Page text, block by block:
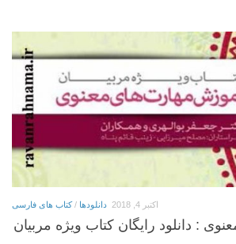
دانلودها /کتاب های فارسی اکتبر 4, 2018
: دانلود رایگان کتاب ویژه مربیان